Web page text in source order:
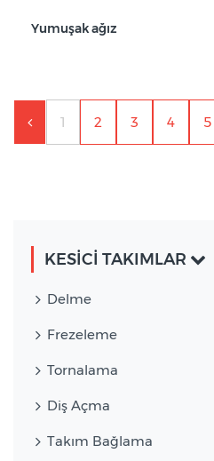
Yumuşak ağız
1 2 3 4 5
KESİCİ TAKIMLAR
Delme
Frezeleme
Tornalama
Diş Açma
Takım Bağlama